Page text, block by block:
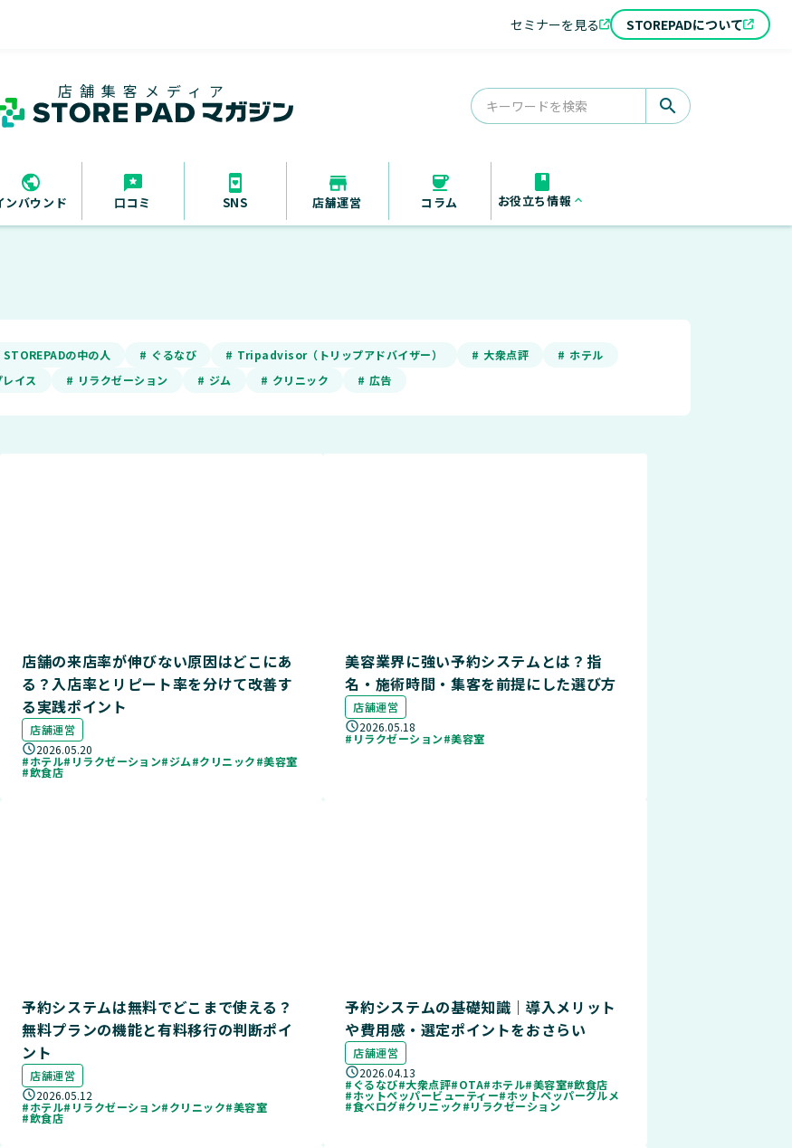
店舗集客メディア
search
ンバウンド 口コミ SNS 店舗運営 コラム お役立ち情報 keyboard_arrow_up
セミナーを見る STOREPADについて
の中の人 # ぐるなび # Tripadvisor（トリップアドバイザー） # 大衆点評
# ホテル
イス # リラクゼーション # ジム # クリニック # 広告
店舗の来店率が伸びない原因はどこにあ
る？入店率とリピート率を分けて改善す
る実践ポイント
店舗運営
2026.05.20
#ホテル#リラクゼーション#ジム#クリニック#美容室
#飲食店
美容業界に強い予約システムとは？指
名・施術時間・集客を前提にした選び方
店舗運営
2026.05.18
#リラクゼーション#美容室
予約システムは無料でどこまで使える？
無料プランの機能と有料移行の判断ポイ
ント
店舗運営
2026.05.12
#ホテル#リラクゼーション#クリニック#美容室
#飲食店
予約システムの基礎知識｜導入メリット
や費用感・選定ポイントをおさらい
店舗運営
2026.04.13
#ぐるなび#大衆点評#OTA#ホテル#美容室#飲食店
#ホットペッパービューティー#ホットペッパーグルメ
#食べログ#クリニック#リラクゼーション